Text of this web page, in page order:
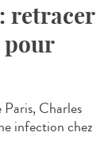
retracer
pour
Charles
infection chez